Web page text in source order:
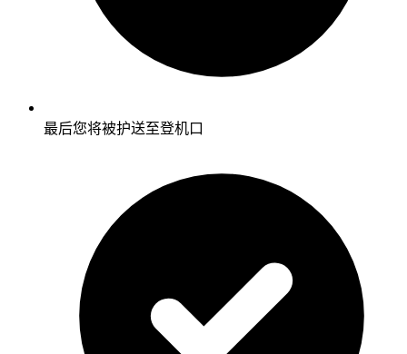
最后您将被护送至登机口